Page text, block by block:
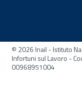
© 2026 Inail - Istituto
Infortuni sul Lavoro -
00968951004